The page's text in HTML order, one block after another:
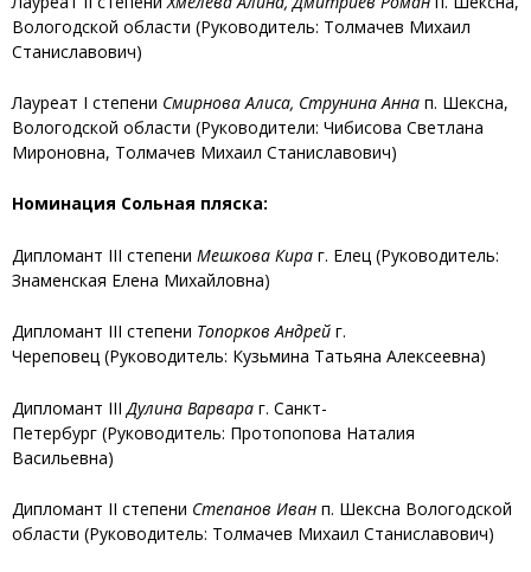
Вологодской области (Руководитель: Толмачев Михаил
Станиславович)
Лауреат I степени Смирнова Алиса, Струнина Анна п. Шексна,
Вологодской области (Руководители: Чибисова Светлана
Мироновна, Толмачев Михаил Станиславович)
Номинация Сольная пляска:
Дипломант III степени Мешкова Кира г. Елец (Руководитель:
Знаменская Елена Михайловна)
Дипломант III степени Топорков Андрей г.
Череповец (Руководитель: Кузьмина Татьяна Алексеевна)
Дипломант III Дулина Варвара г. Санкт-
Петербург (Руководитель: Протопопова Наталия
Васильевна)
Дипломант II степени Степанов Иван п. Шексна Вологодской
области (Руководитель: Толмачев Михаил Станиславович)